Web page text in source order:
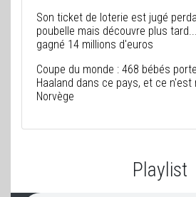
Son ticket de loterie est jugé
poubelle mais découvre plus
gagné 14 millions d'euros
Coupe du monde : 468 bébés
Haaland dans ce pays, et ce n'est
Norvège
Playlist